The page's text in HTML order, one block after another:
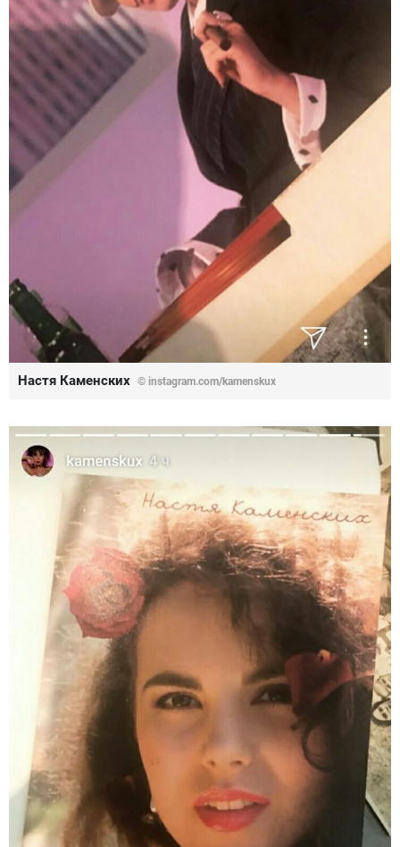
Настя Каменских © instagram.com/kamenskux